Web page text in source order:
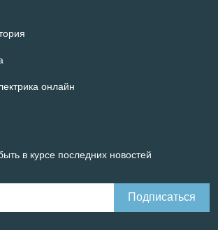
онлайн
в курсе последних новостей